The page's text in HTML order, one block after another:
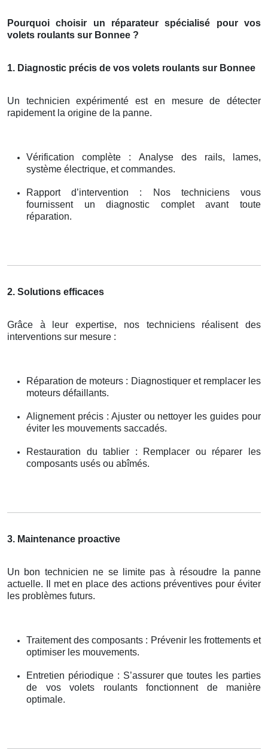
Pourquoi choisir un réparateur spécialisé pour vos
volets roulants sur Bonnee ?
1. Diagnostic précis de vos volets roulants sur Bonnee
Un technicien expérimenté est en mesure de détecter
rapidement la origine de la panne.
Vérification complète : Analyse des rails, lames,
système électrique, et commandes.
Rapport d’intervention : Nos techniciens vous
fournissent un diagnostic complet avant toute
réparation.
2. Solutions efficaces
Grâce à leur expertise, nos techniciens réalisent des
interventions sur mesure :
Réparation de moteurs : Diagnostiquer et remplacer les
moteurs défaillants.
Alignement précis : Ajuster ou nettoyer les guides pour
éviter les mouvements saccadés.
Restauration du tablier : Remplacer ou réparer les
composants usés ou abîmés.
3. Maintenance proactive
Un bon technicien ne se limite pas à résoudre la panne
actuelle. Il met en place des actions préventives pour éviter
les problèmes futurs.
Traitement des composants : Prévenir les frottements et
optimiser les mouvements.
Entretien périodique : S’assurer que toutes les parties
de vos volets roulants fonctionnent de manière
optimale.